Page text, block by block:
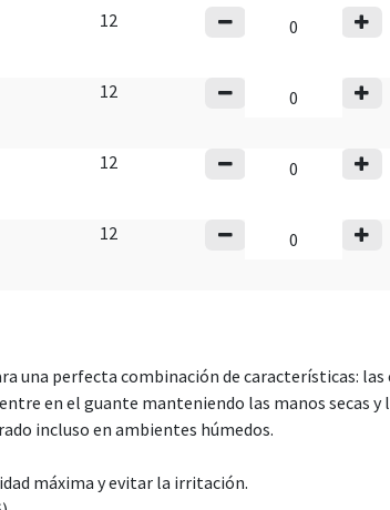
12
12
12
12
una perfecta combinación de características:
en el guante manteniendo las manos secas
incluso en ambientes húmedos.
máxima y evitar la irritación.